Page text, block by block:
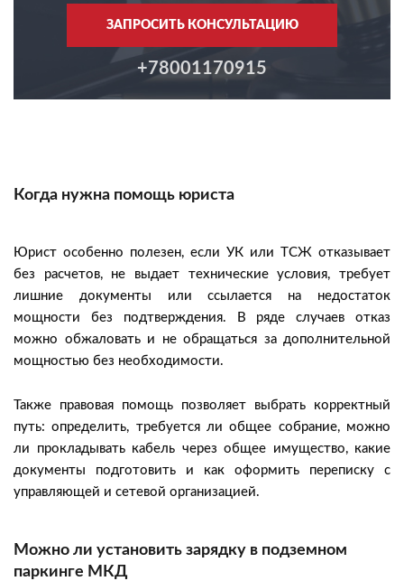
ЗАПРОСИТЬ КОНСУЛЬТАЦИЮ
+78001170915
Когда нужна помощь юриста
Юрист особенно полезен, если УК или ТСЖ отказывает
без расчетов, не выдает технические условия, требует
лишние документы или ссылается на недостаток
мощности без подтверждения. В ряде случаев отказ
можно обжаловать и не обращаться за дополнительной
мощностью без необходимости.
Также правовая помощь позволяет выбрать корректный
путь: определить, требуется ли общее собрание, можно
ли прокладывать кабель через общее имущество, какие
документы подготовить и как оформить переписку с
управляющей и сетевой организацией.
Можно ли установить зарядку в подземном
паркинге МКД